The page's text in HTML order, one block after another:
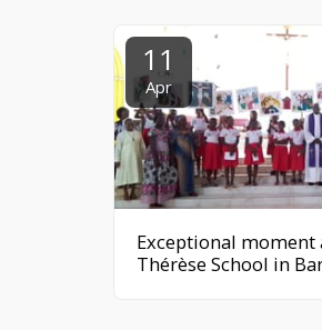
11
Apr
Exceptional moment
Thérèse School in